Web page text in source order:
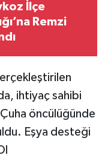
İlçe
Remzi
ihtiyaç sahibi
öncülüğünde
Eşya desteği